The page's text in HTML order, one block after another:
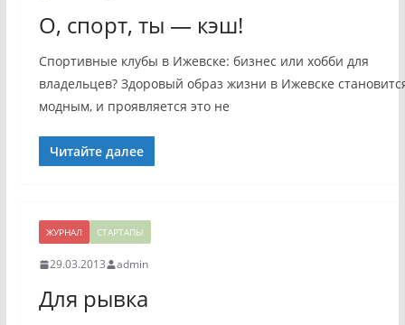
О, спорт, ты — кэш!
Спортивные клубы в Ижевске: бизнес или хобби для
владельцев? Здоровый образ жизни в Ижевске
модным, и проявляется это не
Читайте далее
ЖУРНАЛ СТАРТАПЫ
29.03.2013 admin
Для рывка